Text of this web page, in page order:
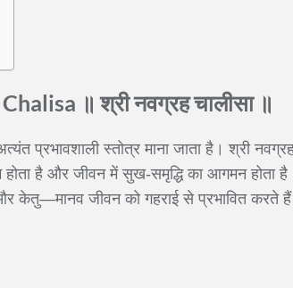
॥ श्री नवग्रह चालीसा ॥
प्रभावशाली स्तोत्र माना जाता है। श्री
है और जीवन में सुख-समृद्धि का आगमन होता
जीवन को गहराई से प्रभावित करते